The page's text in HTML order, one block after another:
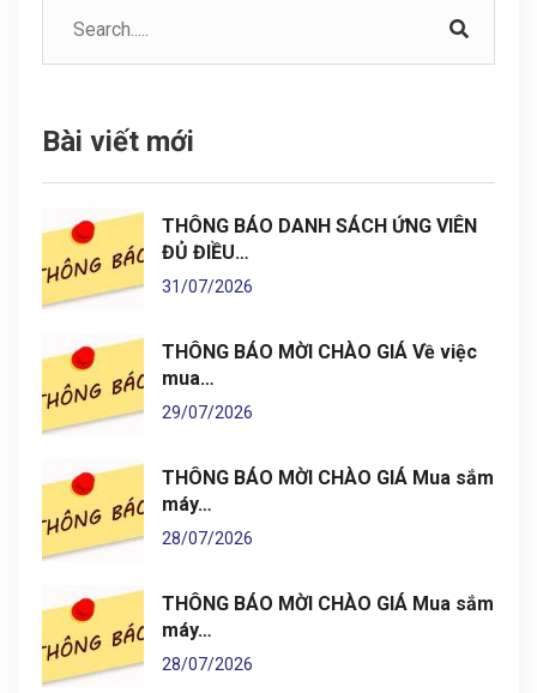
Bài viết mới
THÔNG BÁO DANH SÁCH ỨNG VIÊN
ĐỦ ĐIỀU…
31/07/2026
THÔNG BÁO MỜI CHÀO GIÁ Về việc
mua…
29/07/2026
THÔNG BÁO MỜI CHÀO GIÁ Mua sắm
máy…
28/07/2026
THÔNG BÁO MỜI CHÀO GIÁ Mua sắm
máy…
28/07/2026